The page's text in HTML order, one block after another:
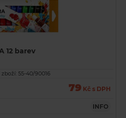
12 barev
55-40/90016
79 Kč s DPH
INFO